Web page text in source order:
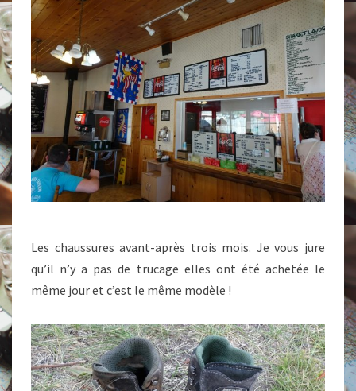
Les chaussures avant-après trois mois. Je vous jure
qu’il n’y a pas de trucage elles ont été achetée le
même jour et c’est le même modèle !